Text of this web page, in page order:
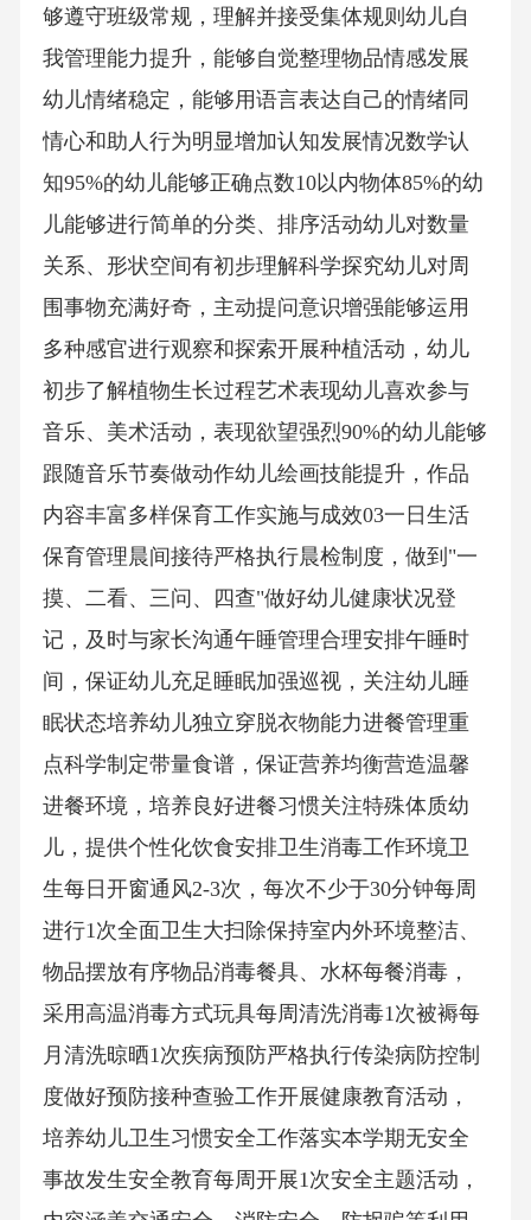
够遵守班级常规，理解并接受集体规则幼儿自
我管理能力提升，能够自觉整理物品情感发展
幼儿情绪稳定，能够用语言表达自己的情绪同
情心和助人行为明显增加认知发展情况数学认
知95%的幼儿能够正确点数10以内物体85%的幼
儿能够进行简单的分类、排序活动幼儿对数量
关系、形状空间有初步理解科学探究幼儿对周
围事物充满好奇，主动提问意识增强能够运用
多种感官进行观察和探索开展种植活动，幼儿
初步了解植物生长过程艺术表现幼儿喜欢参与
音乐、美术活动，表现欲望强烈90%的幼儿能够
跟随音乐节奏做动作幼儿绘画技能提升，作品
内容丰富多样保育工作实施与成效03一日生活
保育管理晨间接待严格执行晨检制度，做到"一
摸、二看、三问、四查"做好幼儿健康状况登
记，及时与家长沟通午睡管理合理安排午睡时
间，保证幼儿充足睡眠加强巡视，关注幼儿睡
眠状态培养幼儿独立穿脱衣物能力进餐管理重
点科学制定带量食谱，保证营养均衡营造温馨
进餐环境，培养良好进餐习惯关注特殊体质幼
儿，提供个性化饮食安排卫生消毒工作环境卫
生每日开窗通风2-3次，每次不少于30分钟每周
进行1次全面卫生大扫除保持室内外环境整洁、
物品摆放有序物品消毒餐具、水杯每餐消毒，
采用高温消毒方式玩具每周清洗消毒1次被褥每
月清洗晾晒1次疾病预防严格执行传染病防控制
度做好预防接种查验工作开展健康教育活动，
培养幼儿卫生习惯安全工作落实本学期无安全
事故发生安全教育每周开展1次安全主题活动，